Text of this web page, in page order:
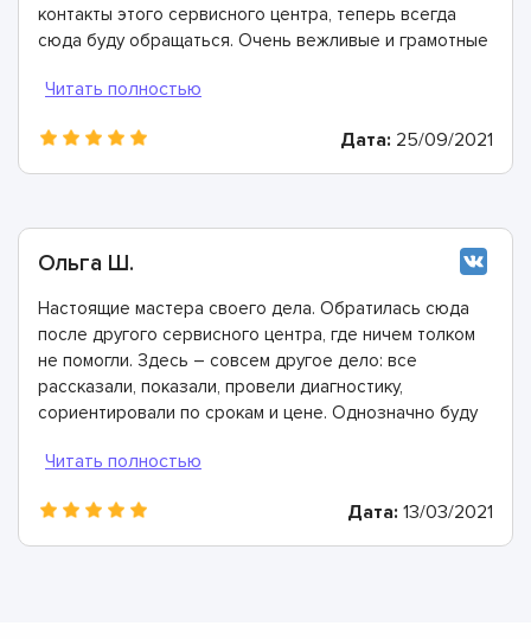
контакты этого сервисного центра, теперь всегда
сюда буду обращаться. Очень вежливые и грамотные
гарантию.
Дата: 25/09/2021
Ольга Ш.
Настоящие мастера своего дела. Обратилась сюда
после другого сервисного центра, где ничем толком
не помогли. Здесь – совсем другое дело: все
рассказали, показали, провели диагностику,
сориентировали по срокам и цене. Однозначно буду
Дата: 13/03/2021